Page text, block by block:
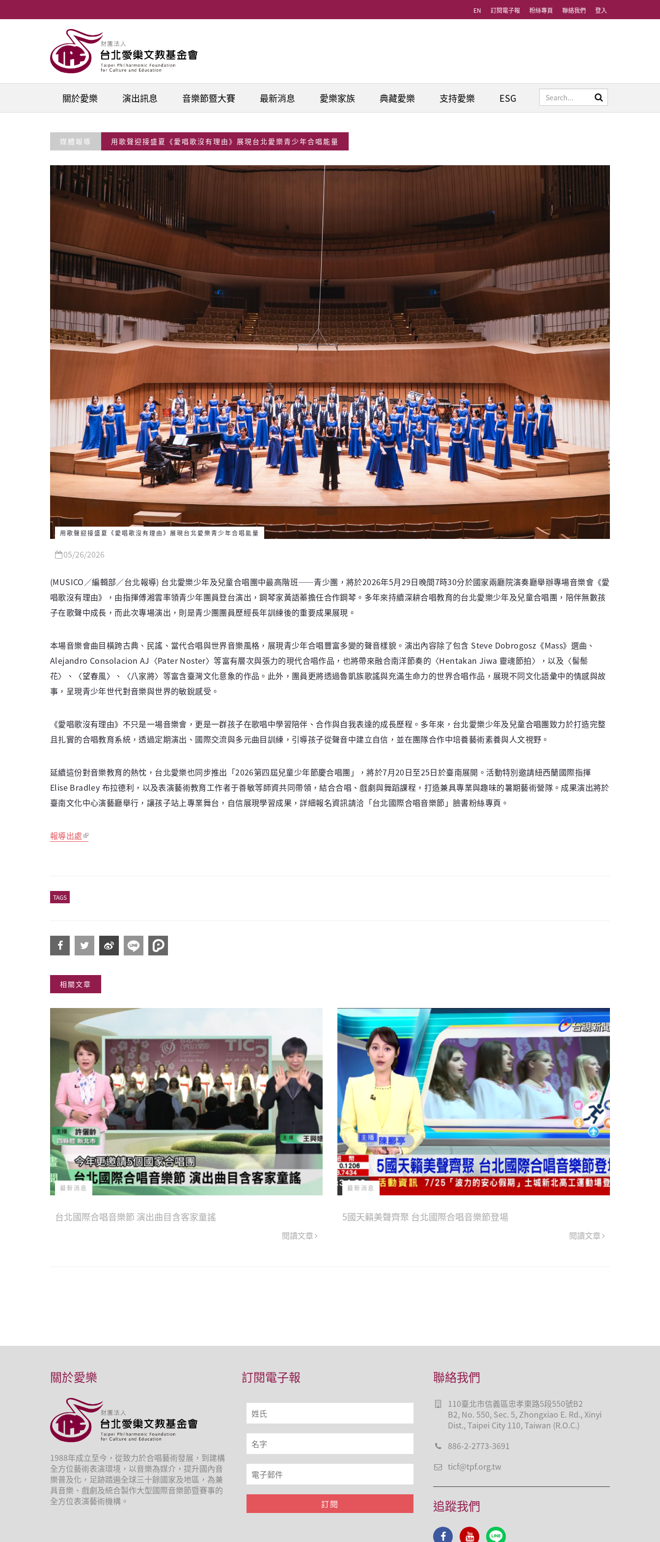
EN 訂閱電子報 粉絲專頁 聯絡我們 登入
關於愛樂 演出訊息 音樂節暨大賽 最新消息 愛樂家族 典藏愛樂 支持愛樂 ESG
媒體報導 用歌聲迎接盛夏《愛唱歌沒有理由》展現台北愛樂青少年合唱能量
用歌聲迎接盛夏《愛唱歌沒有理由》展現台北愛樂青少年合唱能量
05/26/2026
(MUSICO／編輯部／台北報導) 台北愛樂少年及兒童合唱團中最高階班——青少團，將於2026年5月29日晚間7時30分於國家兩廳院演奏廳舉辦專場音樂會《愛
唱歌沒有理由》，由指揮傅湘雲率領青少年團員登台演出，鋼琴家黃語蓁擔任合作鋼琴。多年來持續深耕合唱教育的台北愛樂少年及兒童合唱團，陪伴無數孩
子在歌聲中成長，而此次專場演出，則是青少團團員歷經長年訓練後的重要成果展現。
本場音樂會曲目橫跨古典、民謠、當代合唱與世界音樂風格，展現青少年合唱豐富多變的聲音樣貌。演出內容除了包含 Steve Dobrogosz《Mass》選曲、
Alejandro Consolacion AJ〈Pater Noster〉等富有層次與張力的現代合唱作品，也將帶來融合南洋節奏的〈Hentakan Jiwa 靈魂節拍〉，以及〈髻鬃
花〉、〈望春風〉、〈八家將〉等富含臺灣文化意象的作品。此外，團員更將透過魯凱族歌謠與充滿生命力的世界合唱作品，展現不同文化語彙中的情感與故
事，呈現青少年世代對音樂與世界的敏銳感受。
《愛唱歌沒有理由》不只是一場音樂會，更是一群孩子在歌唱中學習陪伴、合作與自我表達的成長歷程。多年來，台北愛樂少年及兒童合唱團致力於打造完整
且扎實的合唱教育系統，透過定期演出、國際交流與多元曲目訓練，引導孩子從聲音中建立自信，並在團隊合作中培養藝術素養與人文視野。
延續這份對音樂教育的熱忱，台北愛樂也同步推出「2026第四屆兒童少年節慶合唱團」，將於7月20日至25日於臺南展開。活動特別邀請紐西蘭國際指揮
Elise Bradley 布拉德利，以及表演藝術教育工作者于善敏等師資共同帶領，結合合唱、戲劇與舞蹈課程，打造兼具專業與趣味的暑期藝術營隊。成果演出將於
臺南文化中心演藝廳舉行，讓孩子站上專業舞台，自信展現學習成果，詳細報名資訊請洽「台北國際合唱音樂節」臉書粉絲專頁。
報導出處
TAGS
到
相關文章
最新消息
台北國際合唱音樂節 演出曲目含客家童謠
閱讀文章
最新消息
5國天籟美聲齊聚 台北國際合唱音樂節登場
閱讀文章
關於愛樂
1988年成立至今，從致力於合唱藝術發展，到建構
全方位藝術表演環境，以音樂為媒介，提升國內音
樂普及化，足跡踏遍全球三十餘國家及地區，為兼
具音樂、戲劇及統合製作大型國際音樂節暨賽事的
全方位表演藝術機構。
訂閱電子報 聯絡我們
110臺北市信義區忠孝東路5段550號B2
B2, No. 550, Sec. 5, Zhongxiao E. Rd., Xinyi
Dist., Taipei City 110, Taiwan (R.O.C.)
886-2-2773-3691
ticf@tpf.org.tw
追蹤我們